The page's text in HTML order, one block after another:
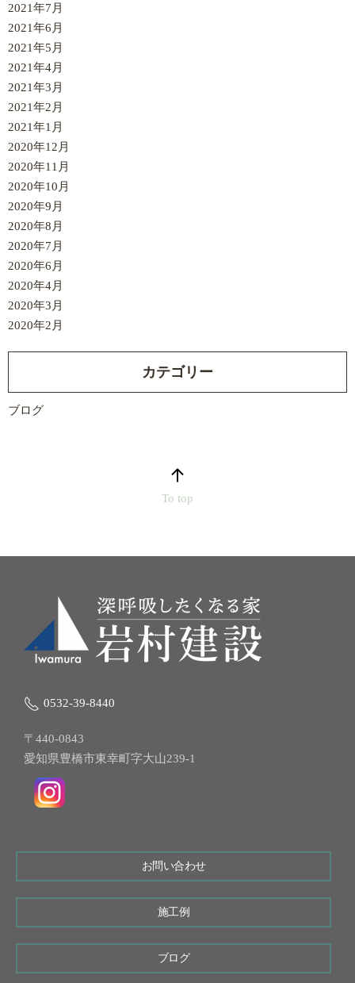
2021年7月
2021年6月
2021年5月
2021年4月
2021年3月
2021年2月
2021年1月
2020年12月
2020年11月
2020年10月
2020年9月
2020年8月
2020年7月
2020年6月
2020年4月
2020年3月
2020年2月
カテゴリー
ブログ
To top
0532-39-8440
〒440-0843
愛知県豊橋市東幸町字大山239-1
お問い合わせ
施工例
ブログ